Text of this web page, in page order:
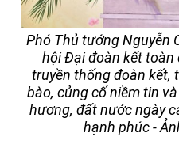
Phó Thủ tướng Nguyễn
hội Đại đoàn kết toàn
truyền thống đoàn kết,
bào, củng cố niềm tin
hương, đất nước ngày
hạnh phúc -